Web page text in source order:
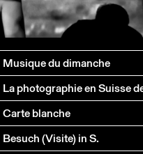
Musique du dimanche
La photographie en Suisse
Carte blanche
Besuch (Visite) in S.